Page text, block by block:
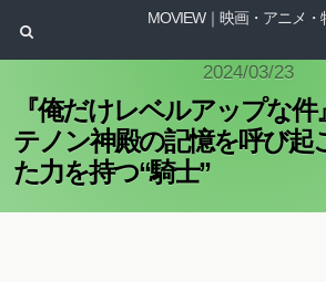
MOVIEW｜映画・アニメ・
2024/03/23
『俺だけレベルアップな件
テノン神殿の記憶を呼び起
た力を持つ“騎士”